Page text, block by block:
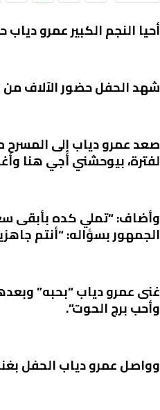
أحيا النجم الكبير عمرو
شهد الحفل حضور الآلاف من
صعد عمرو دياب إلى المسرح
لفترة، بيوحشني أجي هنا
وأضاف: “تملي كده بأبقى
الجمهور بسؤاله: “أنتم
غنى عمرو دياب “بحبه”
وأحب برج الحوت”.
وواصل عمرو دياب الحفل